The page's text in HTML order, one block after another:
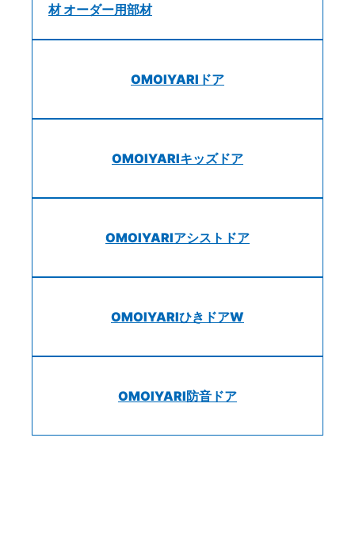
材 オーダー用部材
OMOIYARIドア
OMOIYARIキッズドア
OMOIYARIアシストドア
OMOIYARIひきドアW
OMOIYARI防音ドア